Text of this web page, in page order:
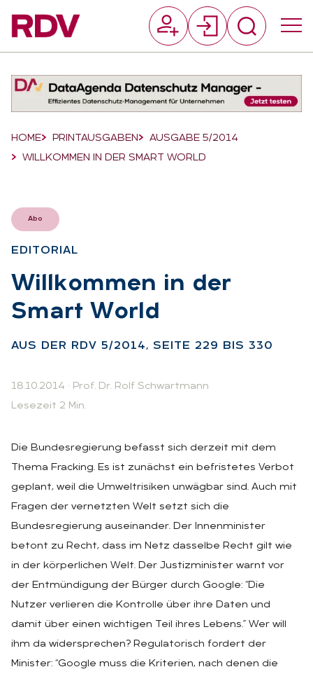
Breadcrumb-Navigation
HOME PRINTAUSGABEN
AUSGABE 5/2014
WILLKOMMEN IN DER SMART WORLD
Abo
EDI­TO­RI­AL
:
Will­kom­men in der
Smart World
AUS DER RDV 5/2014, SEI­TE 229 BIS 330
18.10.2014 · Prof. Dr. Rolf Schwartmann
Lesezeit 2 Min.
Die Bundesregierung befasst sich derzeit mit dem
Thema Fracking. Es ist zunächst ein befristetes Verbot
geplant, weil die Umweltrisiken unwägbar sind. Auch mit
Fragen der vernetzten Welt setzt sich die
Bundesregierung auseinander. Der Innenminister
betont zu Recht, dass im Netz dasselbe Recht gilt wie
in der körperlichen Welt. Der Justizminister warnt vor
der Entmündigung der Bürger durch Google: “Die
Nutzer verlieren die Kontrolle über ihre Daten und
damit über einen wichtigen Teil ihres Lebens.” Wer will
ihm da widersprechen? Regulatorisch fordert der
Minister: “Google muss die Kriterien, nach denen die